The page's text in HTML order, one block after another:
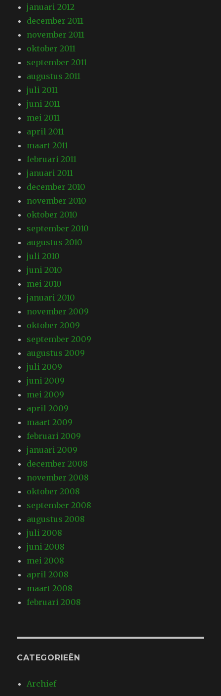
januari 2012
december 2011
november 2011
oktober 2011
september 2011
augustus 2011
juli 2011
juni 2011
mei 2011
april 2011
maart 2011
februari 2011
januari 2011
december 2010
november 2010
oktober 2010
september 2010
augustus 2010
juli 2010
juni 2010
mei 2010
januari 2010
november 2009
oktober 2009
september 2009
augustus 2009
juli 2009
juni 2009
mei 2009
april 2009
maart 2009
februari 2009
januari 2009
december 2008
november 2008
oktober 2008
september 2008
augustus 2008
juli 2008
juni 2008
mei 2008
april 2008
maart 2008
februari 2008
CATEGORIEËN
Archief